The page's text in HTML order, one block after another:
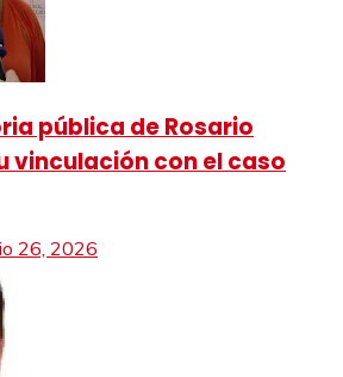
pública de Rosario
vinculación con el caso
26, 2026